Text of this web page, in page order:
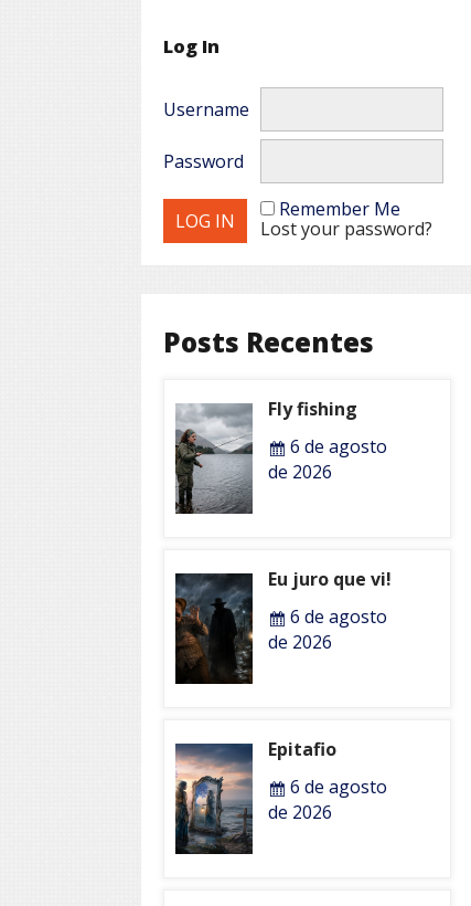
Log In
Username
Password
Remember Me
Lost your password?
Posts Recentes
Fly fishing
6 de agosto
de 2026
Eu juro que vi!
6 de agosto
de 2026
Epitafio
6 de agosto
de 2026